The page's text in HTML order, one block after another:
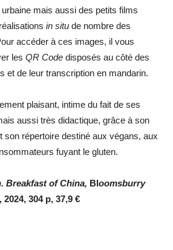
mais aussi des petits films
in situ de nombre des
accéder à ces images, il vous
les QR Code disposés au côté des
et de leur transcription en mandarin.
plaisant, intime du fait de ses
aussi très didactique, grâce à son
son répertoire destiné aux végans, aux
fuyant le gluten.
Breakfast of China, Bloomsburry
304 p, 37,9 €